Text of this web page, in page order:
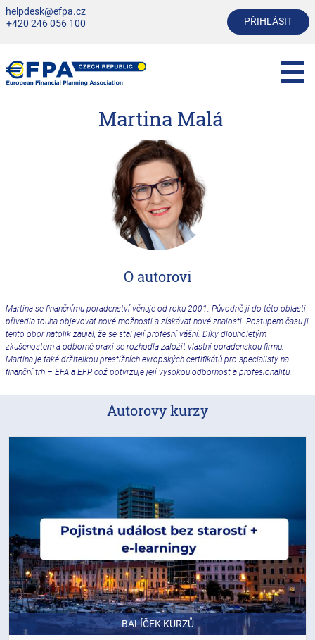
helpdesk@efpa.cz
+420 246 056 100
PŘIHLÁSIT
Martina Malá
O autorovi
Martina se finančnímu poradenství věnuje od roku 2001. Původně ji do této oblasti
přivedla touha objevovat nové možnosti a získávat nové znalosti. Postupem času ji
tento obor natolik zaujal, že se stal její profesní vášní. Díky dlouholetým
zkušenostem a odborné praxi se rozhodla založit vlastní poradenskou firmu.
Martina je také držitelkou prestižních evropských certifikátů pro specialisty na
finanční trh – EFA a EFP, což potvrzuje její vysokou odbornost a profesionalitu.
Autorovy kurzy
BALÍČEK KURZŮ